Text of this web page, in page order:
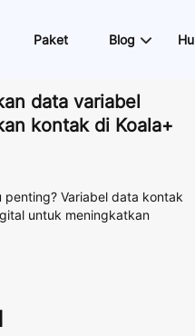
Paket Blog
data variabel
kontak di Koala+
data kontak
untuk meningkatkan